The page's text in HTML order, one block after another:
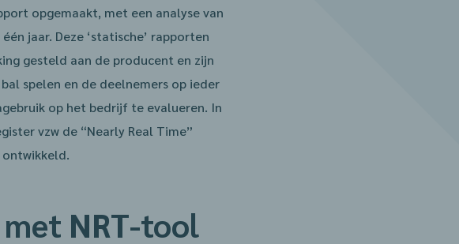
opgemaakt, met een analyse van
jaar. Deze ‘statische’ rapporten
gesteld aan de producent en zijn
spelen en de deelnemers op ieder
op het bedrijf te evalueren. In
vzw de “Nearly Real Time”
NRT-tool